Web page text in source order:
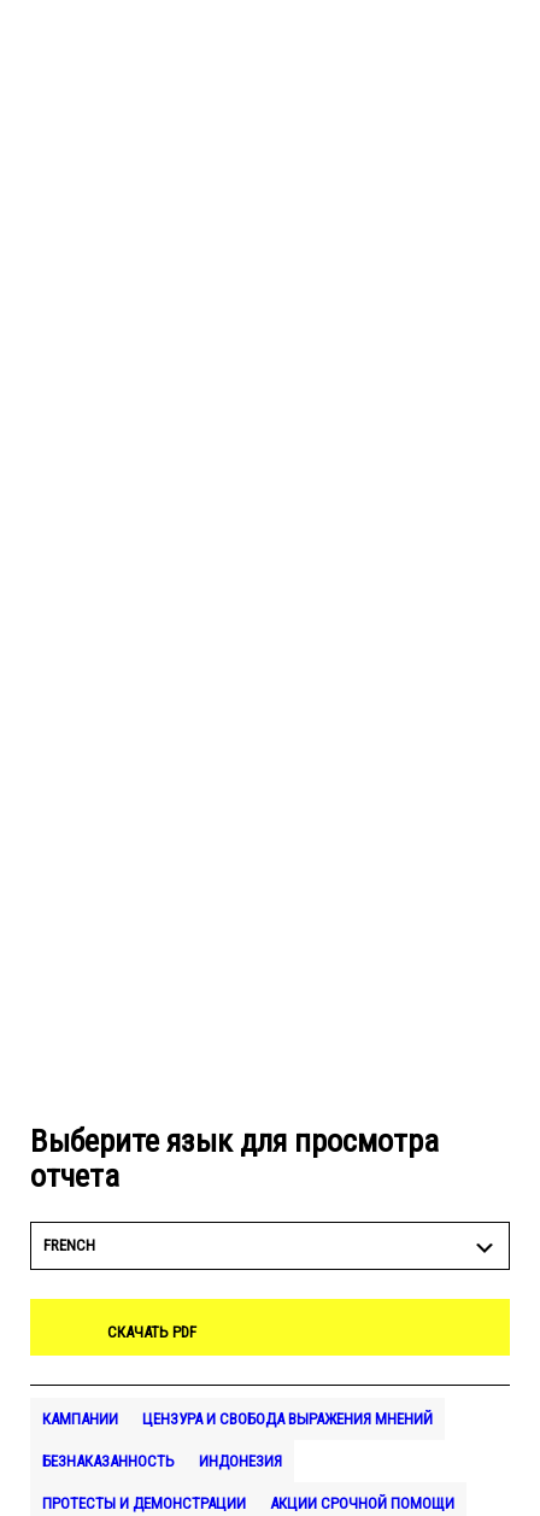
Выберите язык для просмотра
отчета
FRENCH
СКАЧАТЬ PDF
КАМПАНИИ ЦЕНЗУРА И СВОБОДА ВЫРАЖЕНИЯ МНЕНИЙ
БЕЗНАКАЗАННОСТЬ ИНДОНЕЗИЯ
ПРОТЕСТЫ И ДЕМОНСТРАЦИИ АКЦИИ СРОЧНОЙ ПОМОЩИ